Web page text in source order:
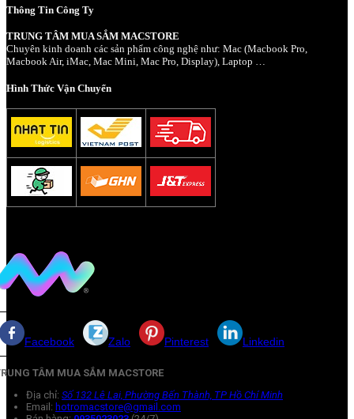
Thông Tin Công Ty
TRUNG TÂM MUA SẮM MACSTORE
Chuyên kinh doanh các sản phẩm công nghệ như: Mac (Macbook Pro,
Macbook Air, iMac, Mac Mini, Mac Pro, Display), Laptop …
Hình Thức Vận Chuyển
Facebook Zalo Pinterest Linkedin
TÂM MUA SẮM MACSTORE
Địa chỉ: Số 132 Lê Lai, Phường Bến Thành, TP Hồ Chí Minh
Email: hotromacstore@gmail.com